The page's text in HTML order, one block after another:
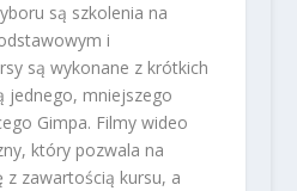
są szkolenia na
i
są wykonane z krótkich
jednego, mniejszego
Gimpa. Filmy wideo
który pozwala na
z zawartością kursu, a